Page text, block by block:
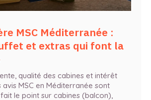
MSC Méditerranée :
et extras qui font la
qualité des cabines et intérêt
MSC en Méditerranée sont
le point sur cabines (balcon),